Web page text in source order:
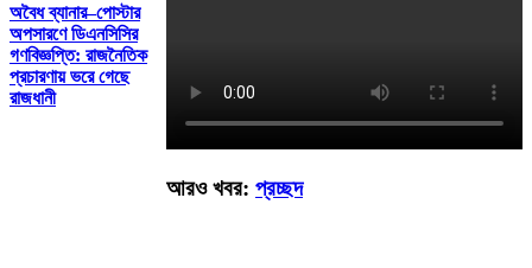
অবৈধ ব্যানার–পোস্টার
অপসারণে ডিএনসিসির
গণবিজ্ঞপ্তি: রাজনৈতিক
প্রচারণায় ভরে গেছে
রাজধানী
আরও খবর: প্রচ্ছদ